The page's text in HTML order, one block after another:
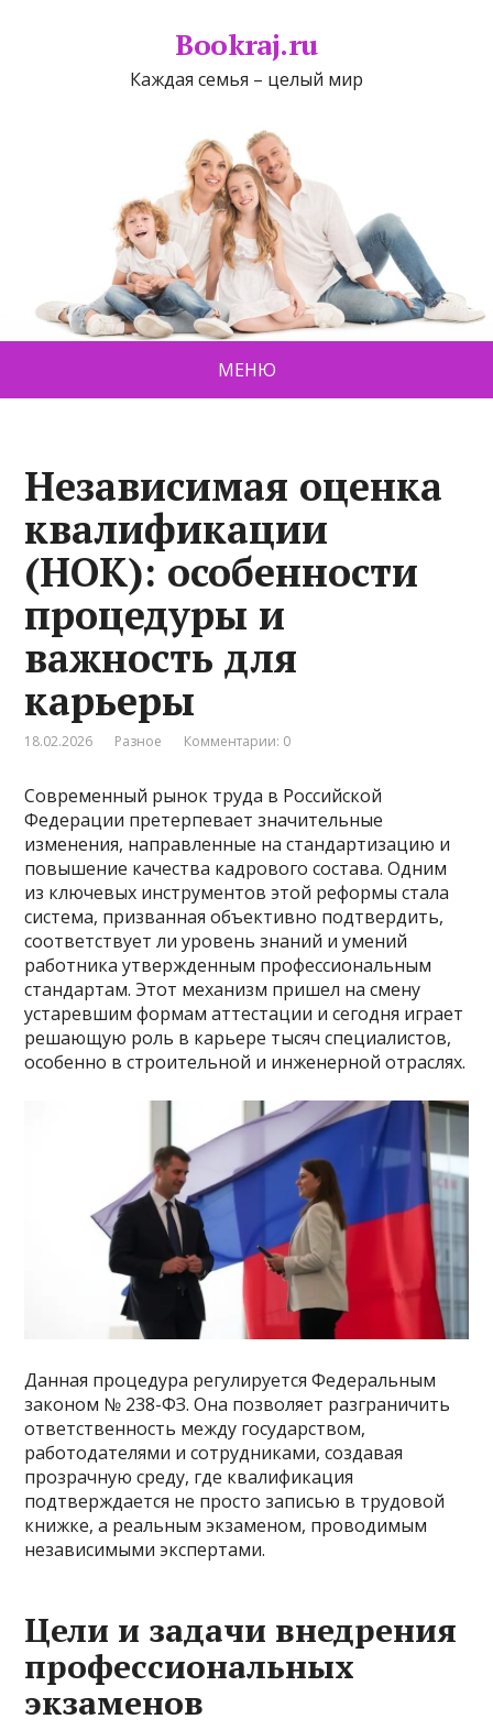
Bookraj.ru
Каждая семья – целый мир
МЕНЮ
Независимая оценка
квалификации
(НОК): особенности
процедуры и
важность для
карьеры
18.02.2026 Разное Комментарии: 0
Современный рынок труда в Российской
Федерации претерпевает значительные
изменения, направленные на стандартизацию и
повышение качества кадрового состава. Одним
из ключевых инструментов этой реформы стала
система, призванная объективно подтвердить,
соответствует ли уровень знаний и умений
работника утвержденным профессиональным
стандартам. Этот механизм пришел на смену
устаревшим формам аттестации и сегодня играет
решающую роль в карьере тысяч специалистов,
особенно в строительной и инженерной отраслях.
Данная процедура регулируется Федеральным
законом № 238-ФЗ. Она позволяет разграничить
ответственность между государством,
работодателями и сотрудниками, создавая
прозрачную среду, где квалификация
подтверждается не просто записью в трудовой
книжке, а реальным экзаменом, проводимым
независимыми экспертами.
Цели и задачи внедрения
профессиональных
экзаменов